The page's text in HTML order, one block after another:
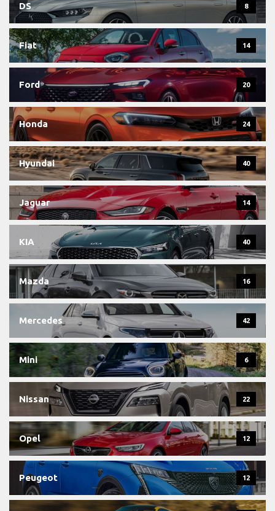
DS 8
Fiat 14
Ford 20
Honda 24
Hyundai 40
Jaguar 14
KIA 40
Mazda 16
Mercedes 42
Mini 6
Nissan 22
Opel 12
Peugeot 12